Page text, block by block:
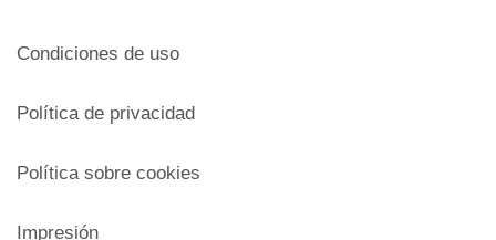
Condiciones de uso
Política de privacidad
Política sobre cookies
Impresión